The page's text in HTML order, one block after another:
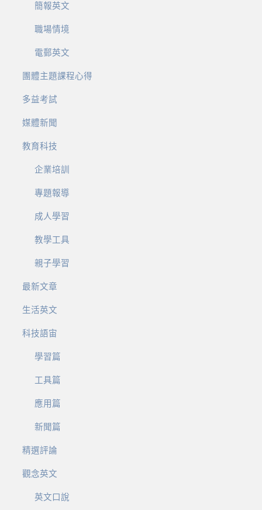
簡報英文
職場情境
電郵英文
團體主題課程心得
多益考試
媒體新聞
教育科技
企業培訓
專題報導
成人學習
教學工具
親子學習
最新文章
生活英文
科技語宙
學習篇
工具篇
應用篇
新聞篇
精選評論
觀念英文
英文口說